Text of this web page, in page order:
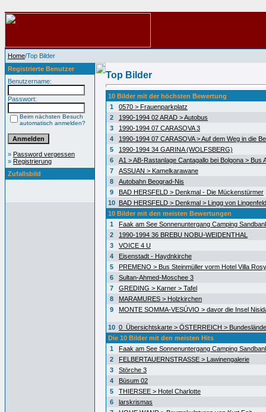
Home/Top Bilder
Registrierte Benutzer
Benutzername:
Passwort:
Beim nächsten Besuch
automatisch anmelden?
» Password vergessen
» Registrierung
Zufallsbild
Top Bilder
10 Bilder mit der höchsten Bewertung
1
0570 > Frauenparkplatz
2
1990-1994 02 ARAD > Autobus
3
1990-1994 07 CARASOVA 3
4
1990-1994 07 CARASOVA > Auf dem Weg in die
5
1990-1994 34 GARINA (WOLFSBERG)
6
A1 > AB-Rastanlage Cantagallo bei Bolgona > Bus
7
ASSUAN > Kamelkarawane
8
Autobahn Beograd-Nis
9
BAD HERSFELD > Denkmal - Die Mückenstürmer
10 BAD HERSFELD > Denkmal > Lingg von Lingenfeld
10 Bilder mit den meisten Bewertungen
1
Faak am See Sonnenuntergang Camping
2
1990-1994 36 BREBU NOBU-WEIDENTHAL
3
VOICE 4 U
4
Eisenstadt - Haydnkirche
5
PREMENO > Bus Steinmüller vorm Hotel Villa Rosy
6
Sultan-Ahmed-Moschee 3
7
GREDING > Karner > Tafel
8
MARAMURES > Holzkirchen
9
MONTE SOMMA-VESÚVIO > davor die Insel
10 0_Übersichtskarte > ÖSTERREICH >
Die 10 Bilder mit den meisten Hits
1
Faak am See Sonnenuntergang Camping
2
FELBERTAUERNSTRASSE > Lawinengalerie
3
Störche 3
4
Büsum 02
5
THIERSEE > Hotel Charlotte
6
larskrismas